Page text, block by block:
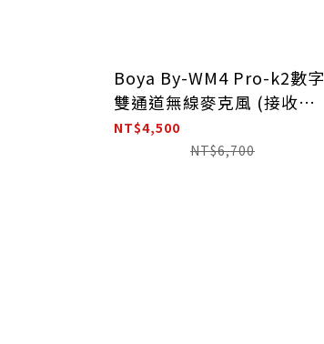
Boya By-WM4 Pro-k2數字
雙通道無線麥克風 (接收
x1+發射x2)
NT$4,500
NT$6,700